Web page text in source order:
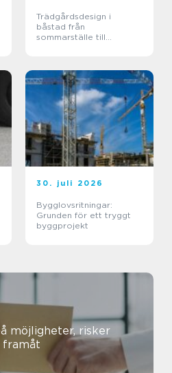
Trädgårdsdesign i
båstad från
sommarställe till
30. juli 2026
Bygglovsritningar:
Grunden för ett tryggt
byggprojekt
framåt